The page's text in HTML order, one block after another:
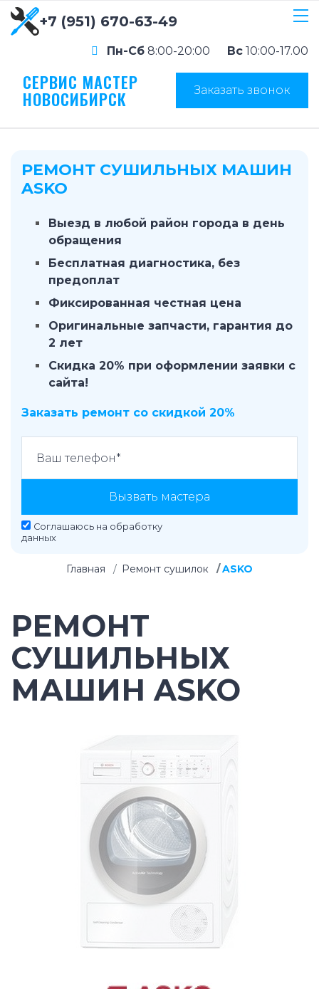
+7 (951) 670-63-49
Пн-Сб 8:00-20:00 Вс 10:00-17.00
СЕРВИС МАСТЕР
НОВОСИБИРСК Заказать звонок
РЕМОНТ СУШИЛЬНЫХ МАШИН
ASKO
Выезд в любой район города в день
обращения
Бесплатная диагностика, без
предоплат
Фиксированная честная цена
Оригинальные запчасти, гарантия до
2 лет
Скидка 20% при оформлении заявки с
сайта!
Заказать ремонт со скидкой 20%
Вызвать мастера
Соглашаюсь на обработку
данных
Главная Ремонт сушилок ASKO
РЕМОНТ
СУШИЛЬНЫХ
МАШИН ASKO